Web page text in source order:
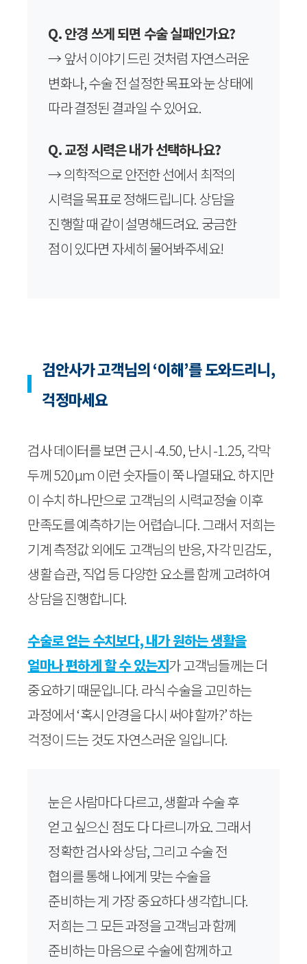
Q. 안경 쓰게 되면 수술 실패인가요?
→ 앞서 이야기 드린 것처럼 자연스러운
변화나, 수술 전 설정한 목표와 눈 상태에
따라 결정된 결과일 수 있어요.
Q. 교정 시력은 내가 선택하나요?
→ 의학적으로 안전한 선에서 최적의
시력을 목표로 정해드립니다. 상담을
진행할 때 같이 설명해드려요. 궁금한
점이 있다면 자세히 물어봐주세요!
검안사가 고객님의 ‘이해’를 도와드리니,
걱정마세요
검사 데이터를 보면 근시 -4.50, 난시 -1.25, 각막
두께 520μm 이런 숫자들이 쭉 나열돼요. 하지만
이 수치 하나만으로 고객님의 시력교정술 이후
만족도를 예측하기는 어렵습니다. 그래서 저희는
기계 측정값 외에도 고객님의 반응, 자각 민감도,
생활 습관, 직업 등 다양한 요소를 함께 고려하여
상담을 진행합니다.
수술로 얻는 수치보다, 내가 원하는 생활을
얼마나 편하게 할 수 있는지가 고객님들께는 더
중요하기 때문입니다. 라식 수술을 고민하는
과정에서 ‘혹시 안경을 다시 써야 할까?’ 하는
걱정이 드는 것도 자연스러운 일입니다.
눈은 사람마다 다르고, 생활과 수술 후
얻고 싶으신 점도 다 다르니까요. 그래서
정확한 검사와 상담, 그리고 수술 전
협의를 통해 나에게 맞는 수술을
준비하는 게 가장 중요하다 생각합니다.
저희는 그 모든 과정을 고객님과 함께
준비하는 마음으로 수술에 함께하고